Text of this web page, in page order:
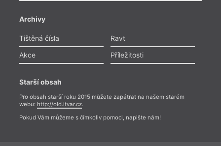
Archivy
Tištěná čísla
Ravt
Akce
Příležitosti
Starší obsah
Pro obsah starší roku 2015 můžete zapátrat na našem starém
webu: http://old.itvar.cz.
Pokud Vám můžeme s čímkoliv pomoci, napište nám!